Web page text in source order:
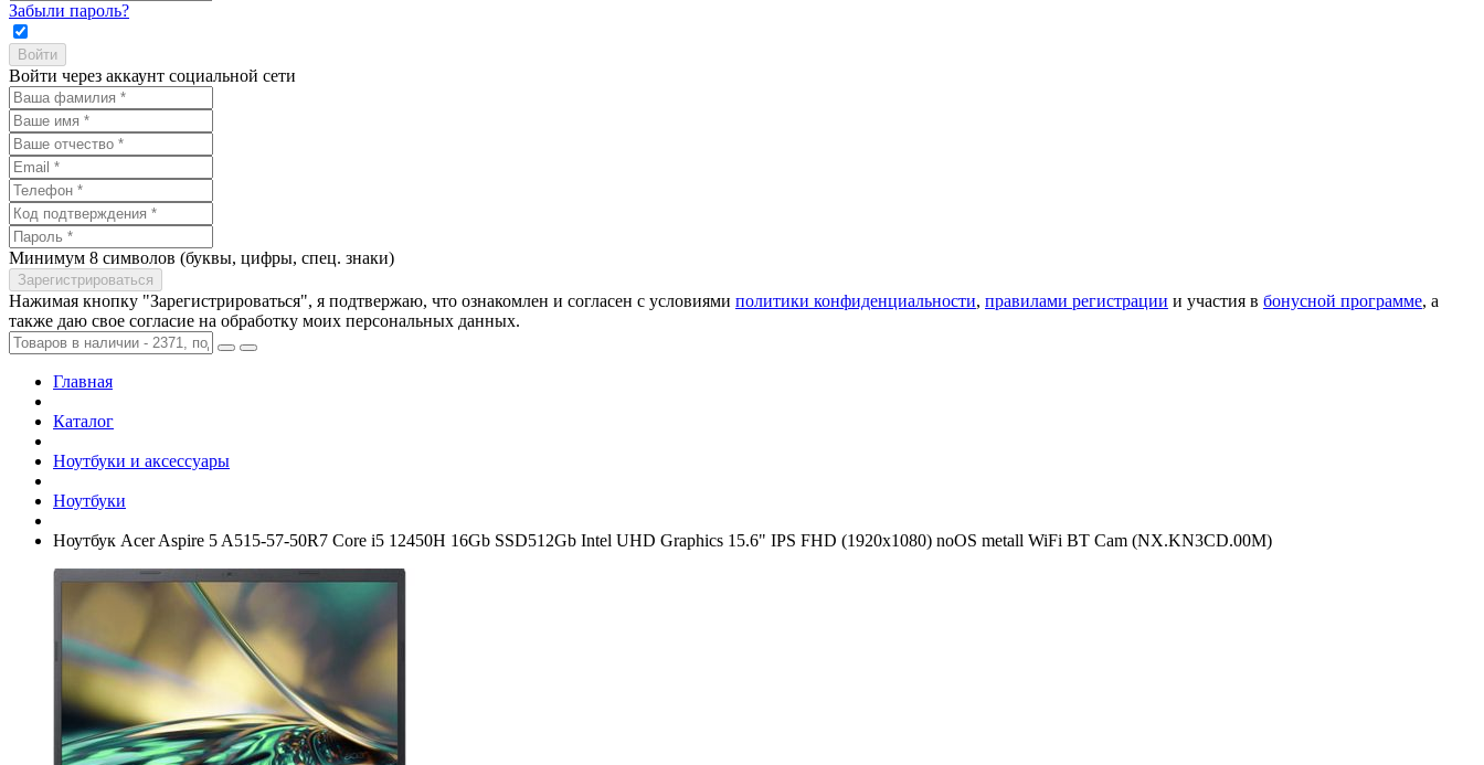
Забыли пароль?
Войти через аккаунт социальной сети
Минимум 8 символов (буквы, цифры, спец. знаки)
Нажимая кнопку "Зарегистрироваться", я подтвержаю, что ознакомлен и согласен с условиями политики конфиденциальности, правилами регистрации и участия в бонусной программе, а
также даю свое согласие на обработку моих персональных данных.
Главная
Каталог
Ноутбуки и аксессуары
Ноутбуки
Ноутбук Acer Aspire 5 A515-57-50R7 Core i5 12450H 16Gb SSD512Gb Intel UHD Graphics 15.6" IPS FHD (1920x1080) noOS metall WiFi BT Cam (NX.KN3CD.00M)